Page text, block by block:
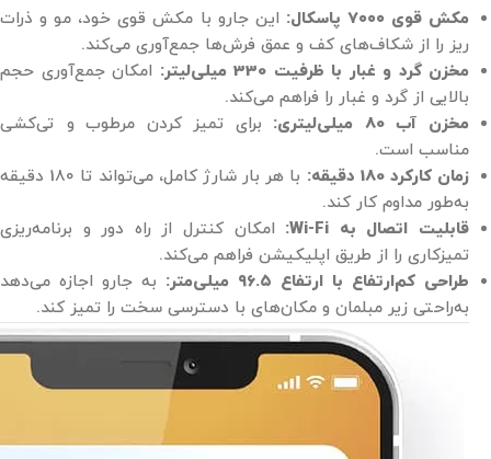
مکش قوی ۷۰۰۰ پاسکال:
این جارو با مکش قوی خود، مو و ذرات
ریز را از شکاف‌های کف و عمق فرش‌ها جمع‌آوری می‌کند.
مخزن گرد و غبار با ظرفیت 330 میلی‌لیتر:
امکان جمع‌آوری حجم
بالایی از گرد و غبار را فراهم می‌کند.
مخزن آب 80 میلی‌لیتری:
برای تمیز کردن مرطوب و تی‌کشی
مناسب است.
زمان کارکرد 180 دقیقه:
با هر بار شارژ کامل، می‌تواند تا 180 دقیقه
به‌طور مداوم کار کند.
قابلیت اتصال به Wi-Fi:
امکان کنترل از راه دور و برنامه‌ریزی
تمیزکاری را از طریق اپلیکیشن فراهم می‌کند.
طراحی کم‌ارتفاع با ارتفاع ۹۶.۵ میلی‌متر:
به جارو اجازه می‌دهد
به‌راحتی زیر مبلمان و مکان‌های با دسترسی سخت را تمیز کند.